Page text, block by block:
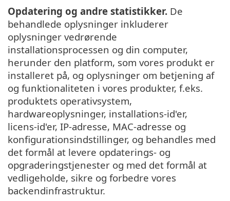
Opdatering og andre statistikker. De
behandlede oplysninger inkluderer
oplysninger vedrørende
installationsprocessen og din computer,
herunder den platform, som vores produkt er
installeret på, og oplysninger om betjening af
og funktionaliteten i vores produkter, f.eks.
produktets operativsystem,
hardwareoplysninger, installations-id'er,
licens-id'er, IP-adresse, MAC-adresse og
konfigurationsindstillinger, og behandles med
det formål at levere opdaterings- og
opgraderingstjenester og med det formål at
vedligeholde, sikre og forbedre vores
backendinfrastruktur.